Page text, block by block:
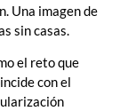
Una imagen de
sin casas.
el reto que
con el